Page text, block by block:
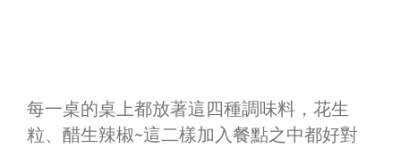
每一桌的桌上都放著這四種調味料，花生
粒、醋生辣椒~這二樣加入餐點之中都好對